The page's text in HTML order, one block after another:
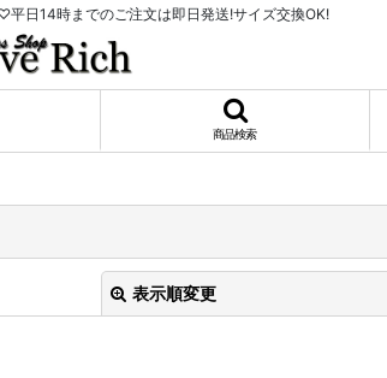
平日14時までのご注文は即日発送!サイズ交換OK!
商品検索
表示順変更